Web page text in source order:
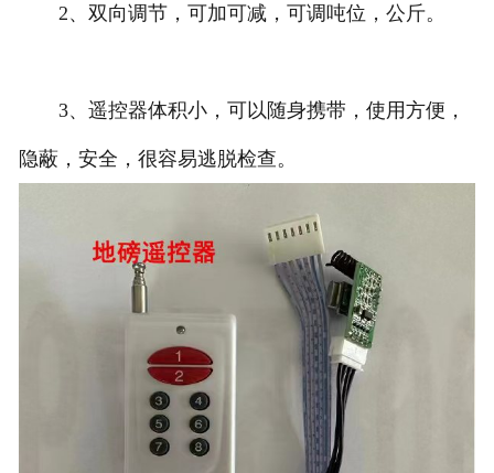
2、双向调节，可加可减，可调吨位，公斤。
3、遥控器体积小，可以随身携带，使用方便，
隐蔽，安全，很容易逃脱检查。